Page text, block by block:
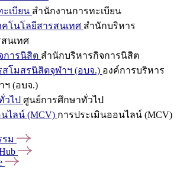
เบียน สำนักงานการทะเบียน
โนโลยีสารสนเทศ สำนักบริหาร
นเทศ
การนิสิต สำนักบริหารกิจการนิสิต
โมสรนิสิตจุฬาฯ (อบจ.) องค์การบริหาร
ฯ (อบจ.)
วไป ศูนย์การศึกษาทั่วไป
ไลน์ (MCV) การประเมินออนไลน์ (MCV)
รม